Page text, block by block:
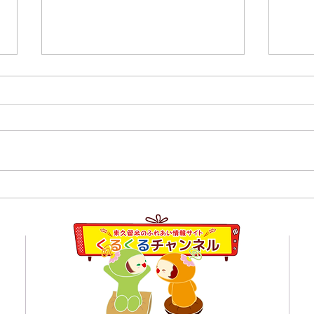
８月１日,２日清瀬駅南口ふ
れあい通り夏祭り
7月